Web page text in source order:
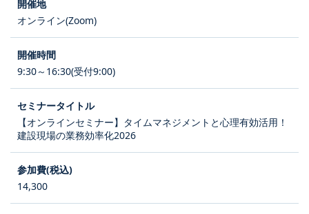
オンライン(Zoom)
9:30～16:30(受付9:00)
【オンラインセミナー】タイムマネジメントと心理有効活用！
建設現場の業務効率化2026
14,300